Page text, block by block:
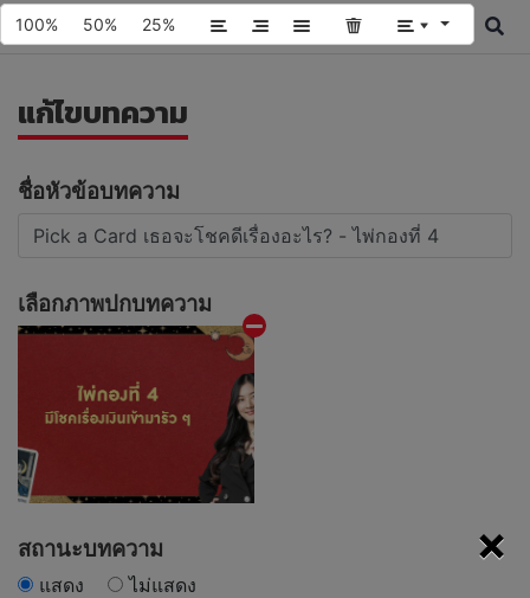
×
แก้ไขบทความ
ชื่อหัวข้อบทความ
เลือกภาพปกบทความ
สถานะบทความ
แสดง ไม่แสดง
100% 50% 25%